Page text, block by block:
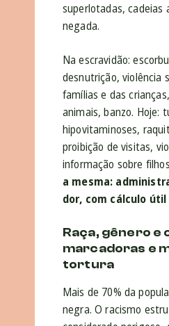
superlotadas, cadeias
negada.
Na escravidão:
desnutrição, violência
famílias e das
animais, banzo. Hoje:
hipovitaminoses,
proibição de visitas,
informação sobre
a mesma:
dor, com cálculo
Raça, gênero e
marcadoras e
tortura
Mais de 70% da
negra. O racismo